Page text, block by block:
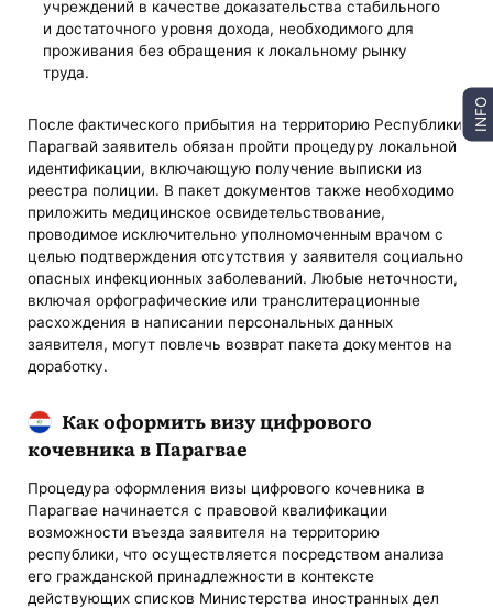
учреждений в качестве доказательства стабильного
и достаточного уровня дохода, необходимого для
проживания без обращения к локальному рынку
труда.
После фактического прибытия на территорию Республики
Парагвай заявитель обязан пройти процедуру локальной
идентификации, включающую получение выписки из
реестра полиции. В пакет документов также необходимо
приложить медицинское освидетельствование,
проводимое исключительно уполномоченным врачом с
целью подтверждения отсутствия у заявителя социально
опасных инфекционных заболеваний. Любые неточности,
включая орфографические или транслитерационные
расхождения в написании персональных данных
заявителя, могут повлечь возврат пакета документов на
доработку.
Как оформить визу цифрового
кочевника в Парагвае
Процедура оформления визы цифрового кочевника в
Парагвае начинается с правовой квалификации
возможности въезда заявителя на территорию
республики, что осуществляется посредством анализа
его гражданской принадлежности в контексте
действующих списков Министерства иностранных дел
INFO